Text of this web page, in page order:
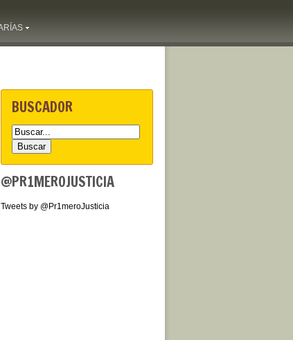
BUSCADOR
@PR1MEROJUSTICIA
Tweets by @Pr1meroJusticia